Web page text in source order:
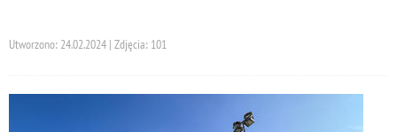
Utworzono: 24.02.2024 | Zdjęcia: 101